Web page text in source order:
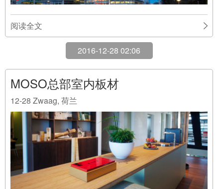
阅读全文
2016-12-28 02:06
MOSO总部室内板材
12-28 Zwaag, 荷兰